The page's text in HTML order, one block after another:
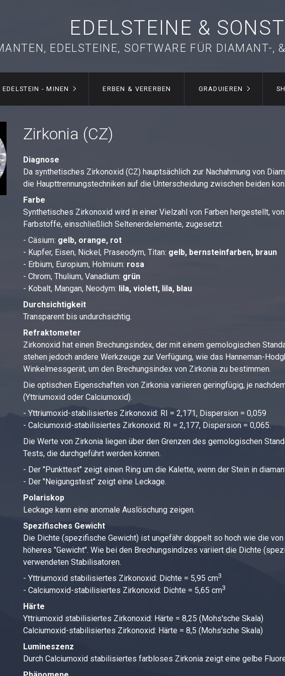
EDELSTEINE &
EDELSTEINE, SOFTWARE FÜR DIAMANT-,
EDELSTEIN - MINEN ERBEN & VERERBEN GRADUIEREN
Zirkonia (CZ)
Diagnose
Da synthetisches Zirkonoxid (CZ) hauptsächlich zur Nachahmung von
die Haupttrennungstechniken auf die Unterscheidung zwischen beiden
Farbe
Synthetisches Zirkonoxid wird in einer Vielzahl von Farben hergestellt,
Farbstoffe, einschließlich Seltenerdelemente, zugesetzt.
- Cäsium: gelb, orange, rot
- Kupfer, Eisen, Nickel, Praseodym, Titan: gelb, bernsteinfarben, braun
- Erbium, Europium, Holmium: rosa
- Chrom, Thulium, Vanadium: grün
- Kobalt, Mangan, Neodym: lila, violett, lila, blau
Durchsichtigkeit
Transparent bis undurchsichtig.
Refraktometer
Zirkonoxid hat einen Brechungsindex, der mit einem gemologischen
stehen jedoch andere Werkzeuge zur Verfügung, wie das Hanneman-
Winkelmessgerät, um den Brechungsindex von Zirkonia zu bestimmen.
Die optischen Eigenschaften von Zirkonia variieren geringfügig, je
(Yttriumoxid oder Calciumoxid).
- Yttriumoxid-stabilisiertes Zirkonoxid: RI = 2,171, Dispersion = 0,059
- Calciumoxid-stabilisiertes Zirkonoxid: RI = 2,177, Dispersion = 0,065.
Die Werte von Zirkonia liegen über den Grenzen des gemologischen
Tests, die durchgeführt werden können.
- Der "Punkttest" zeigt einen Ring um die Kalette, wenn der Stein in
- Der "Neigungstest" zeigt eine Leckage.
Polariskop
Leckage kann eine anomale Auslöschung zeigen.
Spezifisches Gewicht
Die Dichte (spezifische Gewicht) ist ungefähr doppelt so hoch wie die von
höheres "Gewicht". Wie bei den Brechungsindizes variiert die Dichte
verwendeten Stabilisatoren.
- Yttriumoxid stabilisiertes Zirkonoxid: Dichte = 5,95 cm3
- Calciumoxid-stabilisiertes Zirkonoxid: Dichte = 5,65 cm3
Härte
Yttriumoxid stabilisiertes Zirkonoxid: Härte = 8,25 (Mohs'sche Skala)
Calciumoxid-stabilisiertes Zirkonoxid: Härte = 8,5 (Mohs'sche Skala)
Lumineszenz
Durch Calciumoxid stabilisiertes farbloses Zirkonia zeigt eine gelbe